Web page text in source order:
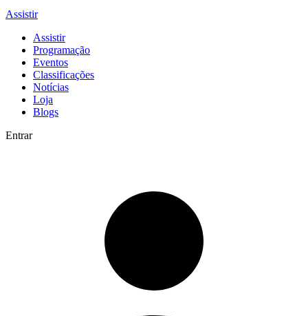
Assistir
Assistir
Programação
Eventos
Classificações
Notícias
Loja
Blogs
Entrar